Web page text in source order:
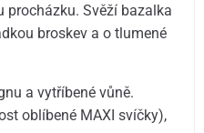
procházku. Svěží bazalka
broskev a o tlumené
a vytříbené vůně.
oblíbené MAXI svíčky),